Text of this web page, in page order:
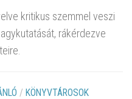
kritikus szemmel veszi
rákérdezve
/ KÖNYVTÁROSOK